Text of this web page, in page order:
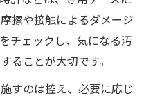
擦や接触によるダメージ
チェックし、気になる汚
ることが大切です。
すのは控え、必要に応じ